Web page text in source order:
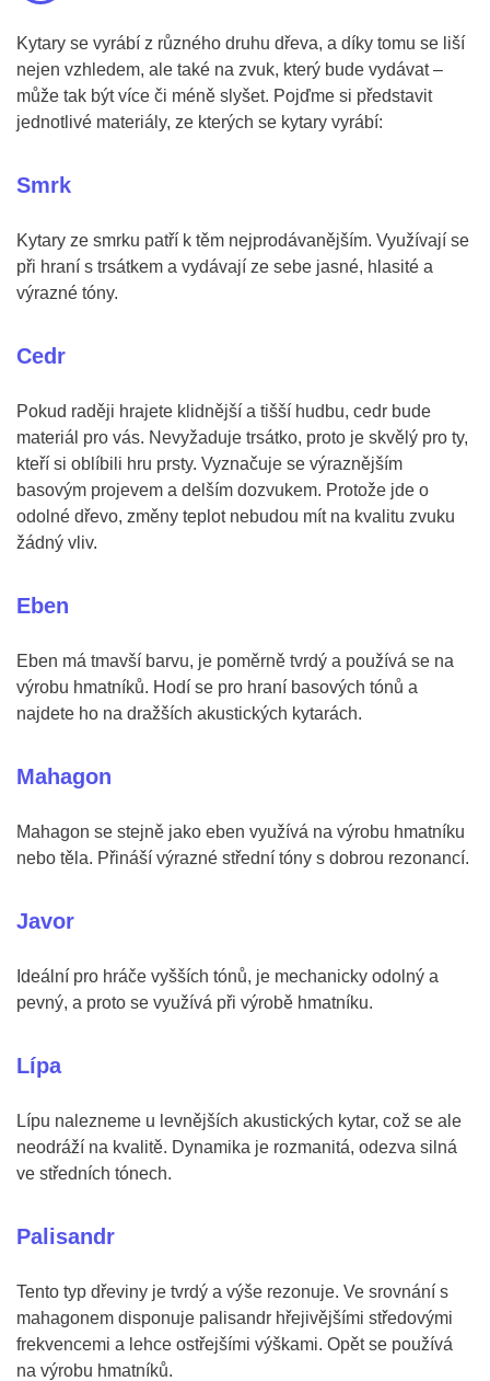
Kytary se vyrábí z různého druhu dřeva, a díky tomu se liší
nejen vzhledem, ale také na zvuk, který bude vydávat –
může tak být více či méně slyšet. Pojďme si představit
jednotlivé materiály, ze kterých se kytary vyrábí:
Smrk
Kytary ze smrku patří k těm nejprodávanějším. Využívají se
při hraní s trsátkem a vydávají ze sebe jasné, hlasité a
výrazné tóny.
Cedr
Pokud raději hrajete klidnější a tišší hudbu, cedr bude
materiál pro vás. Nevyžaduje trsátko, proto je skvělý pro ty,
kteří si oblíbili hru prsty. Vyznačuje se výraznějším
basovým projevem a delším dozvukem. Protože jde o
odolné dřevo, změny teplot nebudou mít na kvalitu zvuku
žádný vliv.
Eben
Eben má tmavší barvu, je poměrně tvrdý a používá se na
výrobu hmatníků. Hodí se pro hraní basových tónů a
najdete ho na dražších akustických kytarách.
Mahagon
Mahagon se stejně jako eben využívá na výrobu hmatníku
nebo těla. Přináší výrazné střední tóny s dobrou rezonancí.
Javor
Ideální pro hráče vyšších tónů, je mechanicky odolný a
pevný, a proto se využívá při výrobě hmatníku.
Lípa
Lípu nalezneme u levnějších akustických kytar, což se ale
neodráží na kvalitě. Dynamika je rozmanitá, odezva silná
ve středních tónech.
Palisandr
Tento typ dřeviny je tvrdý a výše rezonuje. Ve srovnání s
mahagonem disponuje palisandr hřejivějšími středovými
frekvencemi a lehce ostřejšími výškami. Opět se používá
na výrobu hmatníků.